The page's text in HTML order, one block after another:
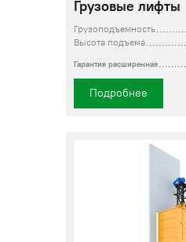
Грузовые лифты
Грузоподъемность
Высота подъема
Гарантия расширенная
Подробнее